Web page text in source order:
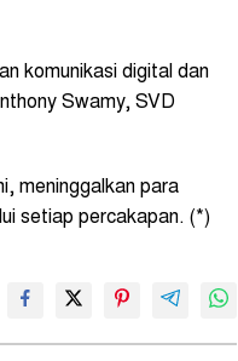
komunikasi digital dan
Swamy, SVD
meninggalkan para
setiap percakapan. (*)